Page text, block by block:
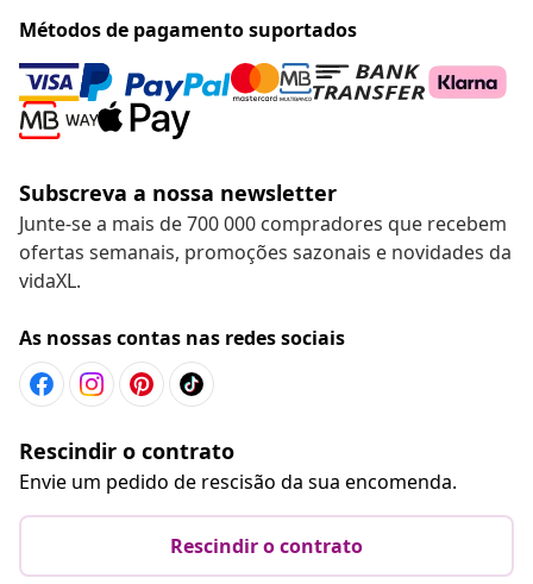
Métodos de pagamento suportados
Subscreva a nossa newsletter
Junte-se a mais de 700 000 compradores que recebem
ofertas semanais, promoções sazonais e novidades da
vidaXL.
As nossas contas nas redes sociais
Rescindir o contrato
Envie um pedido de rescisão da sua encomenda.
Rescindir o contrato